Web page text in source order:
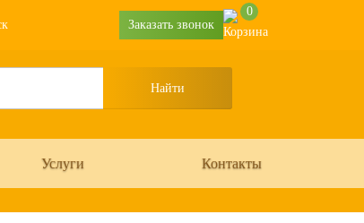
Заказать звонок
0
Услуги Контакты